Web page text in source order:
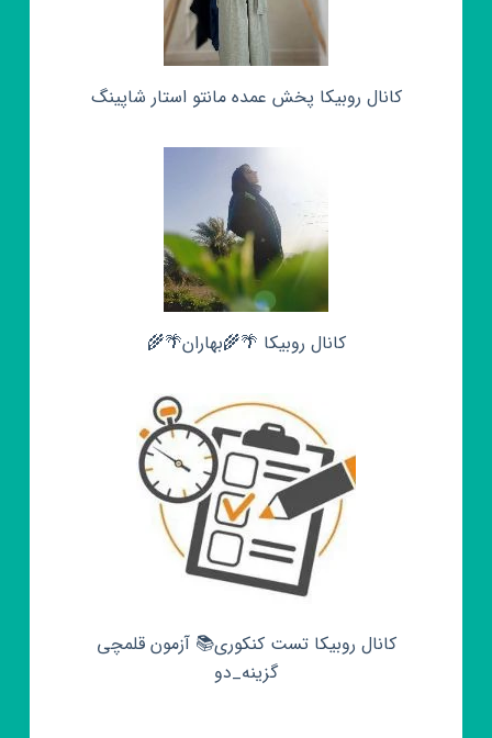
کانال روبیکا پخش عمده مانتو استار شاپینگ
کانال روبیکا 🌴🌾بهاران🌴🌾
کانال روبیکا تست کنکوری📚 آزمون قلمچی‌‌
گزینه_دو